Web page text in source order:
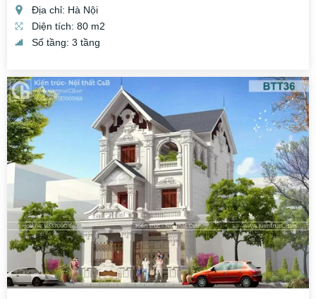
Địa chỉ: Hà Nội
Diện tích: 80 m2
Số tầng: 3 tầng